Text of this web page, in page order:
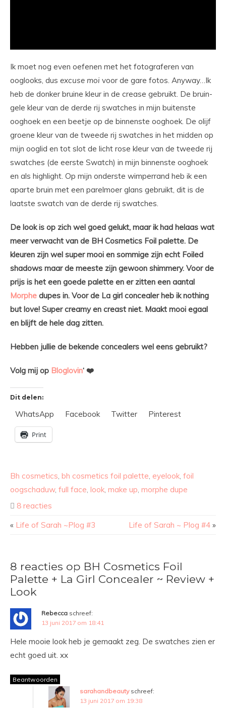
Ik moet nog even oefenen met het fotograferen van
ooglooks, dus excuse moi voor de gare fotos. Anyway…Ik
heb de donker bruine kleur in de crease gebruikt. De bruin-
gele kleur van de derde rij swatches in mijn buitenste
ooghoek en een beetje op de binnenste ooghoek. De olijf
groene kleur van de tweede rij swatches in het midden op
mijn ooglid en tot slot de licht rose kleur van de tweede rij
swatches (de eerste Swatch) in mijn binnenste ooghoek
en als highlight. Op mijn onderste wimperrand heb ik een
aparte bruin met een parelmoer glans gebruikt, dit is de
laatste swatch van de derde rij swatches.
De look is op zich wel goed gelukt, maar ik had helaas wat
meer verwacht van de BH Cosmetics Foil palette. De
kleuren zijn wel super mooi en sommige zijn echt Foiled
shadows maar de meeste zijn gewoon shimmery. Voor de
prijs is het een goede palette en er zitten een aantal
Morphe dupes in. Voor de La girl concealer heb ik nothing
but love! Super creamy en creast niet. Maakt mooi egaal
en blijft de hele dag zitten.
Hebben jullie de bekende concealers wel eens gebruikt?
Volg mij op Bloglovin‘ ❤️
Dit delen:
WhatsApp Facebook Twitter Pinterest
Print
Bh cosmetics bh cosmetics foil palette eyelook foil
oogschaduw, full face look make up morphe dupe
8 reacties
« Life of Sarah ~Plog #3 Life of Sarah ~ Plog #4 »
8 reacties op BH Cosmetics Foil
Palette + La Girl Concealer ~ Review +
Look
Rebecca schreef:
13 juni 2017 om 18:41
Hele mooie look heb je gemaakt zeg. De swatches zien er
echt goed uit. xx
Beantwoorden
sarahandbeauty schreef:
13 juni 2017 om 19:38